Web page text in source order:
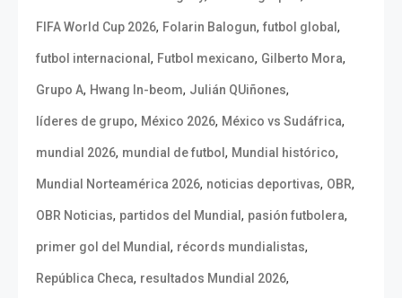
FIFA World Cup 2026, Folarin Balogun, futbol global ,
futbol internacional , Futbol mexicano, Gilberto Mora,
Grupo A, Hwang In-beom, Julián QUiñones,
líderes de grupo, México 2026, México vs Sudáfrica,
mundial 2026, mundial de futbol , Mundial histórico,
Mundial Norteamérica 2026, noticias deportivas, OBR,
OBR Noticias, partidos del Mundial , pasión futbolera,
primer gol del Mundial , récords mundialistas,
República Checa, resultados Mundial 2026,